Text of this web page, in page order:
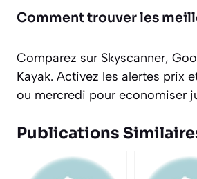
Comment trouver les
Comparez sur Skyscanner,
Kayak. Activez les alertes prix
ou mercredi pour economiser
Publications